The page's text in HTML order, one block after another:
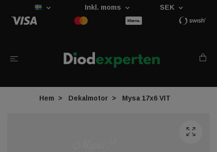
Inkl. moms SEK
Hem Dekalmotor Mysa 17x6 VIT